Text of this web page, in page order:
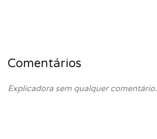
Comentários
Explicadora sem qualquer comentário.